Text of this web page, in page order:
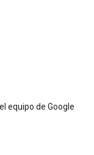
equipo de Google